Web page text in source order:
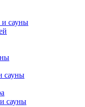
и сауны
сауны
сауны